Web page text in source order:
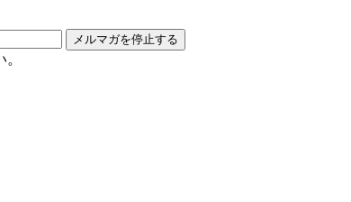
メルマガを停止する